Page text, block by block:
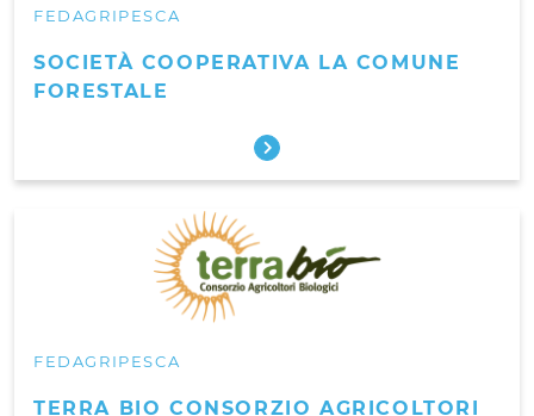
FEDAGRIPESCA
SOCIETÀ COOPERATIVA LA COMUNE
FORESTALE
FEDAGRIPESCA
TERRA BIO CONSORZIO AGRICOLTORI